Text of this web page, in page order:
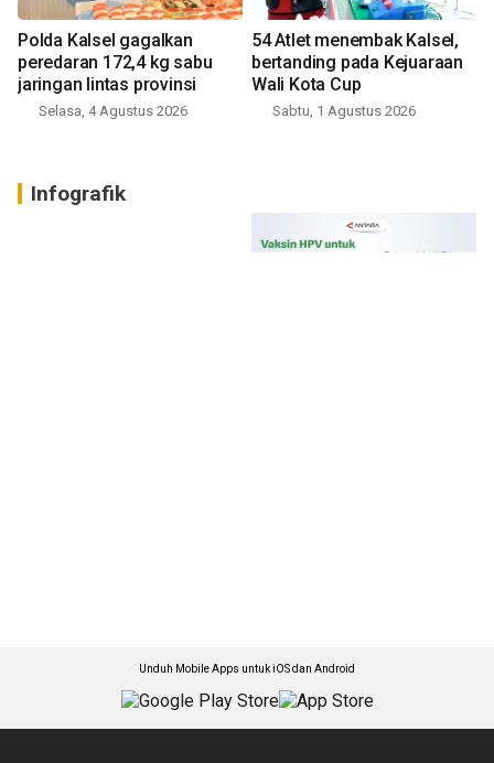
Polda Kalsel gagalkan
peredaran 172,4 kg sabu
jaringan lintas provinsi
Selasa, 4 Agustus 2026
54 Atlet menembak Kalsel,
bertanding pada Kejuaraan
Wali Kota Cup
Sabtu, 1 Agustus 2026
Infografik
Unduh Mobile Apps untuk iOS dan Android